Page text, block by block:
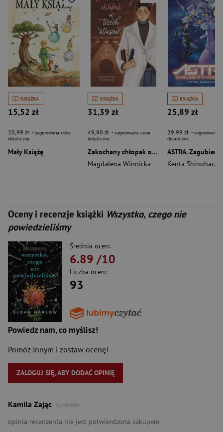
KSIĄŻKA
15,52 zł
20,99 zł - sugerowana cena
detaliczna
Mały Książę
KSIĄŻKA
31,39 zł
49,90 zł - sugerowana cena
detaliczna
Zakochany chłopak od trzech atlasów
Magdalena Winnicka
KSIĄŻKA
25,89 zł
29,99 zł - sugerowana
detaliczna
Kenta Shinohara
Oceny i recenzje książki Wszystko, czego nie
powiedzieliśmy
Średnia ocen:
6.89 /10
Liczba ocen:
93
Powiedz nam, co myślisz!
Pomóż innym i zostaw ocenę!
ZALOGUJ SIĘ, ABY DODAĆ OPINIĘ
Kamila Zając 25/10/2024
opinia recenzenta nie jest potwierdzona zakupem